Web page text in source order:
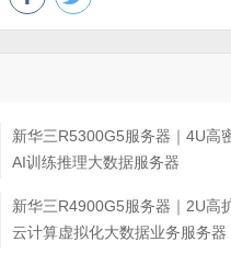
新华三R5300G5服务器｜4U高
AI训练推理大数据服务器
新华三R4900G5服务器｜2U高
云计算虚拟化大数据业务服务器